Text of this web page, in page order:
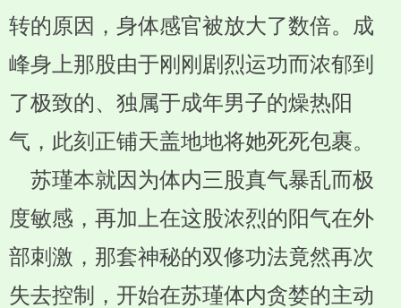
转的原因，身体感官被放大了数倍。成
峰身上那股由于刚刚剧烈运功而浓郁到
了极致的、独属于成年男子的燥热阳
气，此刻正铺天盖地地将她死死包裹。
苏瑾本就因为体内三股真气暴乱而极
度敏感，再加上在这股浓烈的阳气在外
部刺激，那套神秘的双修功法竟然再次
失去控制，开始在苏瑾体内贪婪的主动